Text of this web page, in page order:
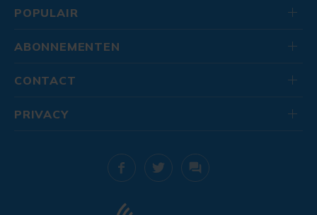
POPULAIR
ABONNEMENTEN
CONTACT
PRIVACY